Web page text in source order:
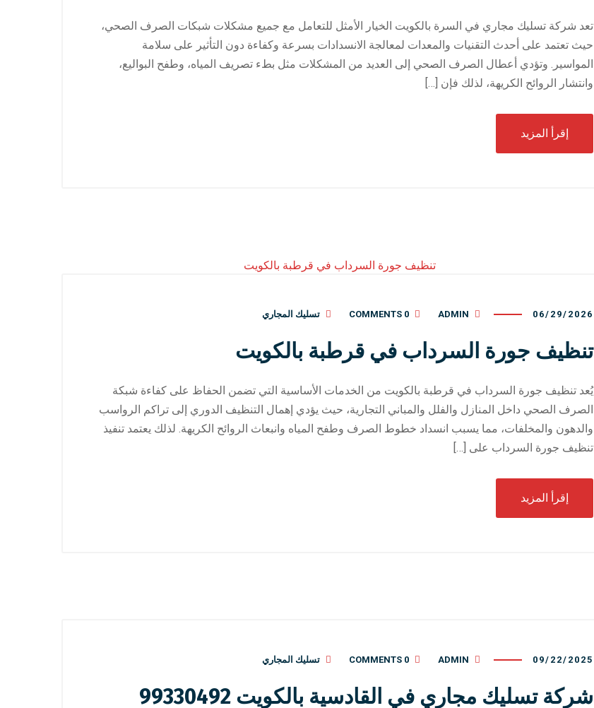
تعد شركة تسليك مجاري في السرة بالكويت الخيار الأمثل للتعامل مع جميع مشكلات شبكات الصرف الصحي،
حيث تعتمد على أحدث التقنيات والمعدات لمعالجة الانسدادات بسرعة وكفاءة دون التأثير على سلامة
المواسير. وتؤدي أعطال الصرف الصحي إلى العديد من المشكلات مثل بطء تصريف المياه، وطفح البواليع،
وانتشار الروائح الكريهة، لذلك فإن […]
إقرأ المزيد
06/29/2026
ADMIN
0 COMMENTS تسليك المجاري
تنظيف جورة السرداب في قرطبة بالكويت
يُعد تنظيف جورة السرداب في قرطبة بالكويت من الخدمات الأساسية التي تضمن الحفاظ على كفاءة شبكة
الصرف الصحي داخل المنازل والفلل والمباني التجارية، حيث يؤدي إهمال التنظيف الدوري إلى تراكم الرواسب
والدهون والمخلفات، مما يسبب انسداد خطوط الصرف وطفح المياه وانبعاث الروائح الكريهة. لذلك يعتمد تنفيذ
تنظيف جورة السرداب على […]
إقرأ المزيد
09/22/2025
ADMIN
0 COMMENTS تسليك المجاري
شركة تسليك مجاري في القادسية بالكويت 99330492